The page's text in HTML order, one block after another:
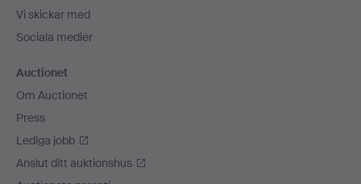
Vi skickar med
Sociala medier
Auctionet
Om Auctionet
Press
Lediga jobb
Anslut ditt auktionshus